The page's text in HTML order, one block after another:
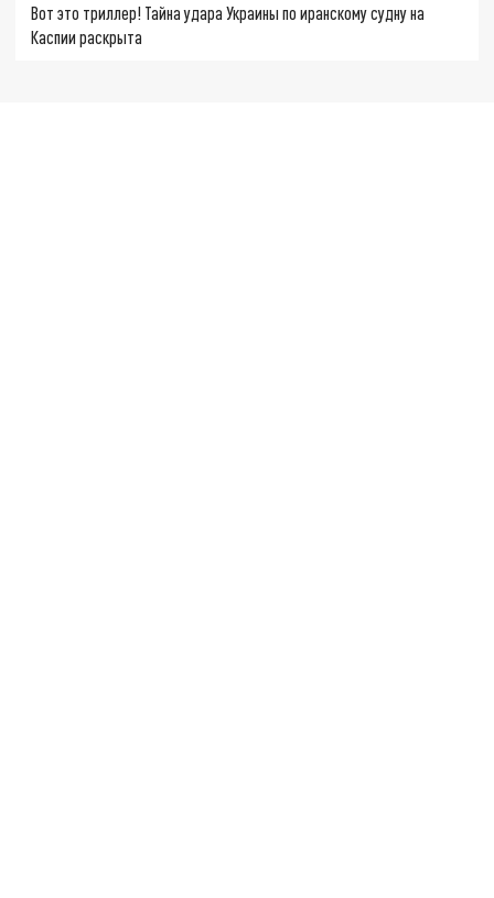
Вот это триллер! Тайна удара Украины по иранскому судну на
Каспии раскрыта